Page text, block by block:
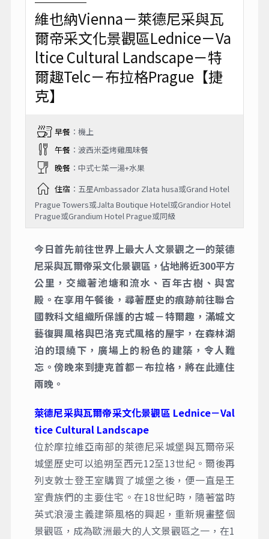
維也納Vienna－萊德尼采與瓦
爾帝采文化景觀區Lednice－Va
ltice Cultural Landscape－特
爾趣Telc－布拉格Prague【捷
克】
早餐：機上
午餐：波西米亞烤雞風味餐
晚餐：中式七菜一湯+水果
住宿 ：五星Ambassador Zlata husa或Grand Hotel
Prague Towers或Jalta Boutique Hotel或Grandior Hotel
Prague或Grandium Hotel Prague或同級
今日首先前往世界上最大人文景觀之一的萊德
尼采與瓦爾帝采文化景觀區，佔地將近300平方
公里，交織著池塘和流水、百年古樹、與宮
殿。在享用午餐後，尋著歷史的痕跡前往聯合
國教科文組織所保護的古城－特爾趣，滿城文
藝復興風格與巴洛克式風格的屋宇，在森林湖
泊的環繞下，廣場上的粉色的建築，令人難
忘。傍晚來到捷克首都－布拉格，將在此連住
兩晚。
萊德尼采與瓦爾帝采文化景觀區 Lednice－Val
tice Cultural Landscape
位於摩拉維亞南部的萊德尼采城堡與瓦爾帝采
城堡歷史可以追朔至西元12至13世紀。爾後再
列支敦士登王室購買了城堡之後，便一直是王
室貴族們的主要住宅。在18世紀時，隨著當時
英式浪漫主義建築風格的興起，重新規畫整個
景觀區，成為歐洲最大的人文景觀區之一，在1